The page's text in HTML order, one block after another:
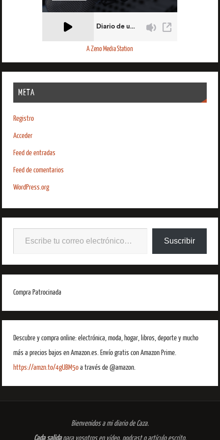
A Zeno Media Station
META
Registro
Acceder
Feed de entradas
Feed de comentarios
WordPress.org
Suscribir
Compra Patrocinada
Descubre y compra online: electrónica, moda, hogar, libros, deporte y mucho
más a precios bajos en Amazon.es. Envío gratis con Amazon Prime.
https://amzn.to/4gUBM5oa través de @amazon.
Bienvenidos a mi diario de Caza.
Cada salidapara vosotros en vídeo, podcast o artículo escrito.